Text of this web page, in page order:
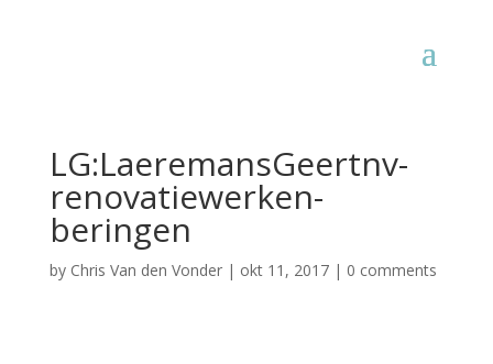
LG:LaeremansGeertnv-
renovatiewerken-
beringen
by Chris Van den Vonder| okt 11, 2017| 0 comments